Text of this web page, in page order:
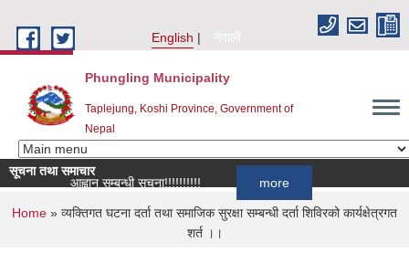
English
नेपाली
Phungling Municipality
Taplejung, Koshi Province, Government of
Nepal
सूचना तथा समाचार
दर्ता आह्वान सम्बन्धी सूचना!!!!!!!!!!
You are here
Home » व्यक्तिगत घटना दर्ता तथा समाजिक सुरक्षा सम्बन्धी दर्ता शिविरको कार्यक्षेत्रगत
शर्त ।।